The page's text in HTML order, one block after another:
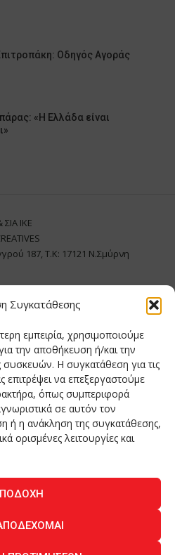
Συγκατάθεσης
εμπειρία, χρησιμοποιούμε
την αποθήκευση ή/και την
Η συγκατάθεση για τις
επιτρέψει να επεξεργαστούμε
όπως συμπεριφορά
σε αυτόν τον
ή η ανάκληση της συγκατάθεσης,
ορισμένες λειτουργίες και
Οδηγός Αγοράς
«Η Ελλάδα είναι
ΙΚΕ
187, Τ.Κ: 17121 Ν.Σμύρνη
Πρόσωπο: Θεόδωρος Δημητριάδης
Μαίρη
Δημητριάδης
242276
ΕΠΙΚΟΙΝΩΝΙΑ